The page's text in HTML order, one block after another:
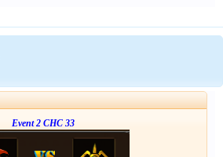
Event 2 CHC 33